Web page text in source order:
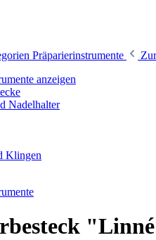
Präparierinstrumente
anzeigen
Nadelhalter
Klingen